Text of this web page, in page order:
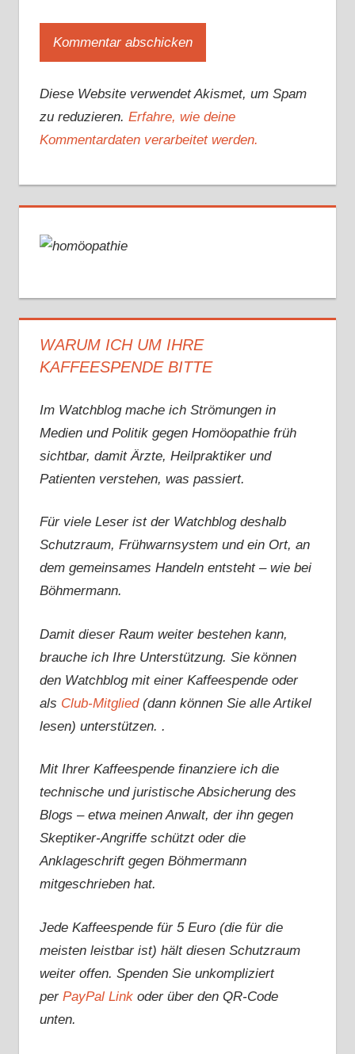
Diese Website verwendet Akismet, um Spam
zu reduzieren. Erfahre, wie deine
Kommentardaten verarbeitet werden.
WARUM ICH UM IHRE
KAFFEESPENDE BITTE
Im Watchblog mache ich Strömungen in
Medien und Politik gegen Homöopathie früh
sichtbar, damit Ärzte, Heilpraktiker und
Patienten verstehen, was passiert.
Für viele Leser ist der Watchblog deshalb
Schutzraum, Frühwarnsystem und ein Ort, an
dem gemeinsames Handeln entsteht – wie bei
Böhmermann.
Damit dieser Raum weiter bestehen kann,
brauche ich Ihre Unterstützung. Sie können
den Watchblog mit einer Kaffeespende oder
als Club-Mitglied(dann können Sie alle Artikel
lesen) unterstützen. .
Mit Ihrer Kaffeespende finanziere ich die
technische und juristische Absicherung des
Blogs – etwa meinen Anwalt, der ihn gegen
Skeptiker-Angriffe schützt oder die
Anklageschrift gegen Böhmermann
mitgeschrieben hat.
Jede Kaffeespende für 5 Euro (die für die
meisten leistbar ist) hält diesen Schutzraum
weiter offen. Spenden Sie unkompliziert
per PayPal Linkoder über den QR-Code
unten.